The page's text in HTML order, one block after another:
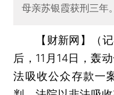
母亲苏银霞获刑三年
【财新网】（
后，11月14日，轰
法吸收公众存款一